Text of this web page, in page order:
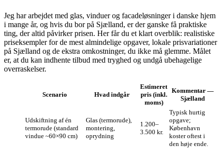
Jeg har arbejdet med glas, vinduer og facadeløsninger i danske hjem
i mange år, og hvis du bor på Sjælland, er der ganske få praktiske
ting, der altid påvirker prisen. Her får du et klart overblik: realistiske
priseksempler for de mest almindelige opgaver, lokale prisvariationer
på Sjælland og de ekstra omkostninger, du ikke må glemme. Målet
er, at du kan indhente tilbud med tryghed og undgå ubehagelige
overraskelser.
Scenario Hvad indgår
Estimeret
pris (inkl.
moms)
Kommentar —
Sjælland
Udskiftning af én
termorude (standard
vindue ~60×90 cm)
Glas (termorude),
montering,
oprydning
1.200–
3.500 kr.
Typisk hurtig
opgave;
København
koster oftest i
den høje ende.